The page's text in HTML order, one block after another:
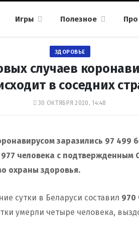
Игры Полезное
ЗДОРОВЬЕ
случаев
в соседних
30 ОКТЯБРЯ 2020, 14:48
заразились 97 499
человека с подтвержденным
охраны здоровья.
сутки в Беларуси составил 970
умерли четыре человека,